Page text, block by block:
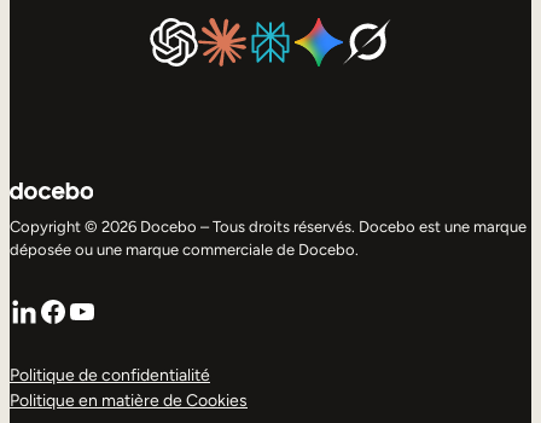
Copyright © 2026 Docebo – Tous droits réservés. Docebo est une marque
déposée ou une marque commerciale de Docebo.
LinkedIn
Facebook
YouTube
Politique de confidentialité
Politique en matière de Cookies